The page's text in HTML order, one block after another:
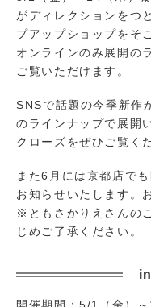
がディレクションをつ
プアップショップをそ
オンラインのみ展開の
ご覧いただけます。
SNSで話題の今季新作
のラインナップで展開
クローズをぜひご覧く
また6月には京都店で
お知らせいたします。
※ともさかりえさんの
じめご了承ください。